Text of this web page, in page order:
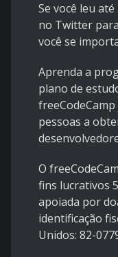
Se você leu
no Twitter
você se
Aprenda a
plano de
pessoas a
O
fins lucrativos
apoiada por
identificação
Unidos: 82-